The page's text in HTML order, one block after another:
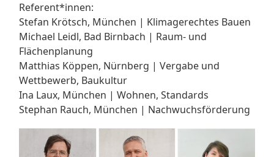
Referent*innen:
Stefan Krötsch, München | Klimagerechtes Bauen
Michael Leidl, Bad Birnbach | Raum- und
Flächenplanung
Matthias Köppen, Nürnberg | Vergabe und
Wettbewerb, Baukultur
Ina Laux, München | Wohnen, Standards
Stephan Rauch, München | Nachwuchsförderung